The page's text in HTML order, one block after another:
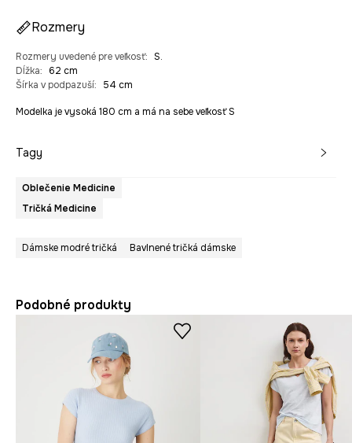
Rozmery
Rozmery uvedené pre veľkosť: S.
Dĺžka:
62 cm
Šírka v podpazuší: 54 cm
Modelka je vysoká 180 cm a má na sebe veľkosť S
Tagy
Oblečenie Medicine
Tričká Medicine
Dámske modré tričká Bavlnené tričká dámske
Podobné produkty